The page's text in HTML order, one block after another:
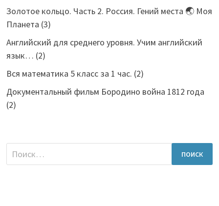
Золотое кольцо. Часть 2. Россия. Гений места 🌏 Моя
Планета (3)
Английский для среднего уровня. Учим английский
язык… (2)
Вся математика 5 класс за 1 час. (2)
Документальный фильм Бородино война 1812 года
(2)
Найти: